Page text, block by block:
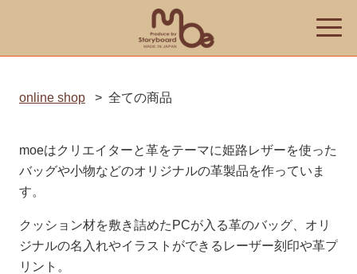
toggle
online shop > 全ての商品
moeはクリエイターと革をテーマに姫路レザーを使った
バッグや小物などのオリジナルの革製品を作っていま
す。
クッション材を敷き詰めたPCが入る革のバッグ、オリ
ジナルの名入れやイラストができるレーザー刻印や革プ
リント。